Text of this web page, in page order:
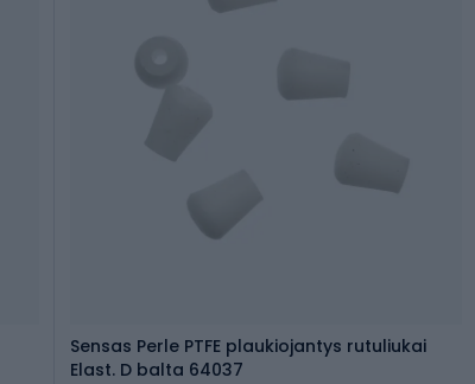
Sensas Perle PTFE plaukiojantys rutuliukai
Elast. D balta 64037